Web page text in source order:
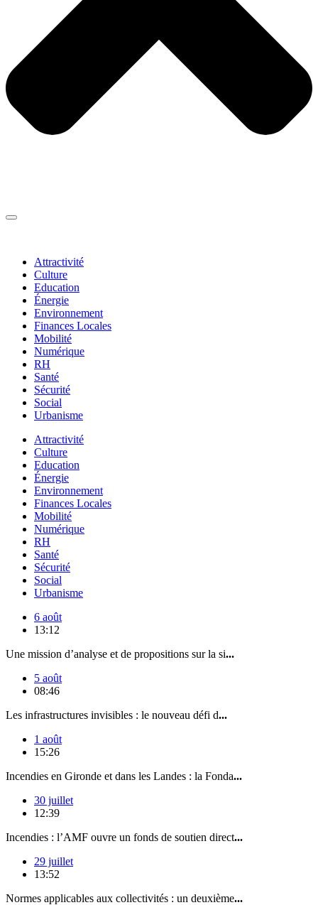
Attractivité
Culture
Education
Énergie
Environnement
Finances Locales
Mobilité
Numérique
RH
Santé
Sécurité
Social
Urbanisme
Attractivité
Culture
Education
Énergie
Environnement
Finances Locales
Mobilité
Numérique
RH
Santé
Sécurité
Social
Urbanisme
6 août
13:12
Une mission d’analyse et de propositions sur la si...
5 août
08:46
Les infrastructures invisibles : le nouveau défi d...
1 août
15:26
Incendies en Gironde et dans les Landes : la Fonda...
30 juillet
12:39
Incendies : l’AMF ouvre un fonds de soutien direct...
29 juillet
13:52
Normes applicables aux collectivités : un deuxième...